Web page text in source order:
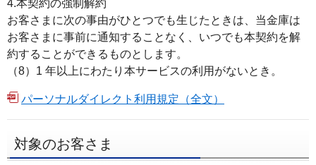
イ
ン
メ
ニ
ー
へ
ッ
4.本契約の強制解約
お客さまに次の事由がひとつでも生じたときは、当金庫は
お客さまに事前に通知することなく、いつでも本契約を解
約することができるものとします。
（8）1 年以上にわたり本サービスの利用がないとき。
パーソナルダイレクト利用規定（全文）
対象のお客さま